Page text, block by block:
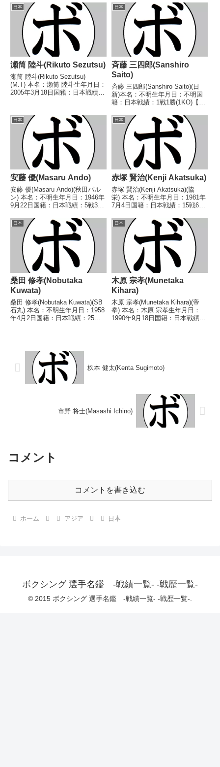
日本
瀬筒 陸斗(Rikuto Sezutsu)
瀬筒 陸斗(Rikuto Sezutsu)
(M.T) 本名：瀬筒 陸斗生年月日：
2005年3月18日国籍：日本戦績：
座 【戦歴】2023/06/12
○2RKO チョン・ヒ...
日本
斉藤 三四郎(Sanshiro
Saito)
斉藤 三四郎(Sanshiro Saito)(日
新)本名：不明生年月日：不明国
籍：日本戦績：1戦1勝(1KO)【獲
年度(第二回)東日本ミドル級新人
王準決勝1947/04/05 ○1R棄権
吉野 不二夫(第一...
日本
安藤 優(Masaru Ando)
安藤 優(Masaru Ando)(秋田パル
ン) 本名：不明生年月日：1946年
9月22日国籍：日本戦績：5戦3勝
し 【戦歴】1969/09/07 ○4R判
定 (採点不明) 松尾 修(協
栄)1969/12/03 ...
日本
赤塚 賢治(Kenji Akatsuka)
赤塚 賢治(Kenji Akatsuka)(協
栄) 本名：不明生年月日：1981年
7月4日国籍：日本戦績：15戦6勝
し 【戦歴】1999/10/18
●2RKO 大塚 慎也(白井・具志堅
S)2000/0...
日本
桑田 修孝(Nobutaka
Kuwata)
桑田 修孝(Nobutaka Kuwata)(SB
石丸) 本名：不明生年月日：1958
年4月2日国籍：日本戦績：25戦
老)1978/...
日本
木原 宗孝(Munetaka
Kihara)
木原 宗孝(Munetaka Kihara)(帝
拳) 本名：木原 宗孝生年月日：
1990年9月18日国籍：日本戦績：
杦本 健太(Kenta Sugimoto)
市野 将士(Masashi Ichino)
コメント
コメントを書き込む
ホーム アジア 日本
ボクシング 選手名鑑 -戦績一覧- -戦歴一覧-
© 2015 ボクシング 選手名鑑 -戦績一覧- -戦歴一覧-.